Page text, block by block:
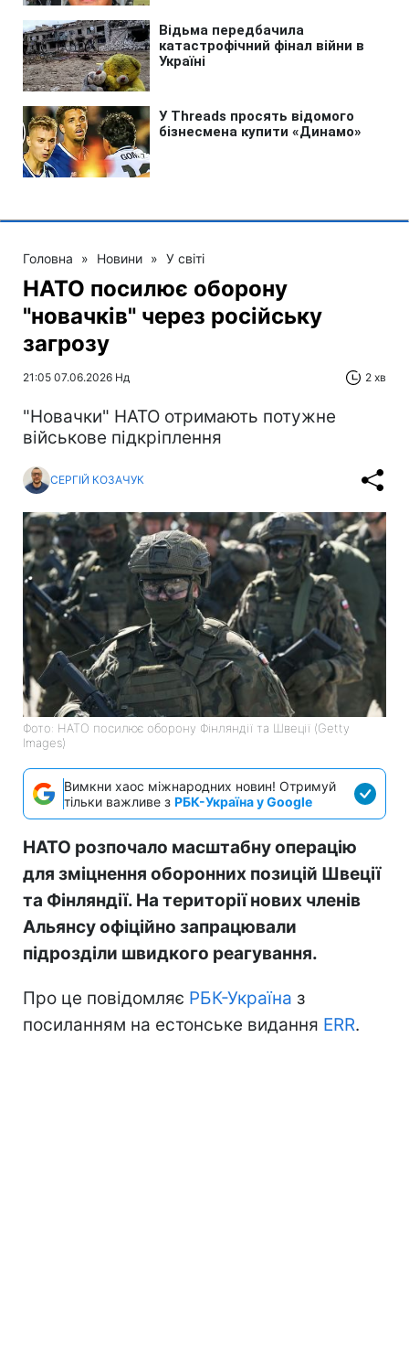
Головна » Новини » У світі
НАТО посилює оборону
"новачків" через російську
загрозу
21:05 07.06.2026 Нд 2 хв
"Новачки" НАТО отримають потужне
військове підкріплення
СЕРГІЙ КОЗАЧУК
Фото: НАТО посилює оборону Фінляндії та Швеції (Getty
Images)
Вимкни хаос міжнародних новин! Отримуй
тільки важливе з РБК-Україна у Google
НАТО розпочало масштабну операцію
для зміцнення оборонних позицій Швеції
та Фінляндії. На території нових членів
Альянсу офіційно запрацювали
підрозділи швидкого реагування.
Про це повідомляє РБК-Україна з
посиланням на естонське видання ERR.